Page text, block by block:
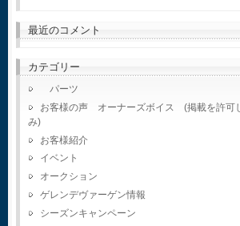
最近のコメント
カテゴリー
パーツ
お客様の声 オーナーズボイス (掲載を許可
み)
お客様紹介
イベント
オークション
ゲレンデヴァーゲン情報
シーズンキャンペーン